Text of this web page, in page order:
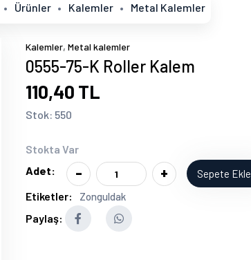
Ürünler Kalemler Metal Kalemler
Kalemler, Metal kalemler
0555-75-K Roller Kalem
110,40 TL
Stok: 550
Stokta Var
Adet:
- + Sepete Ekle
Etiketler: Zonguldak
Paylaş: